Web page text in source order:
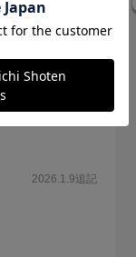
2026.1.9追記